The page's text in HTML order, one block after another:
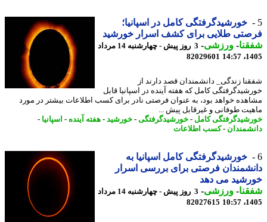
خورشیدگرفتگی کامل در اسپانیا؛
طلایی برای کشف اسرار خورشید
-ورزشی-
3 روز پیش - چهارشنبه 14 مرداد
82029601
زندگی_ دانشمندان قصد دارند از
کامل که هفته آینده در اسپانیا قابل
خواهد بود، به عنوان فرصتی نادر برای کسب اطلاعات بیشتر در مورد
طوفانی و غیرقابل پیش ...
کامل-خورشیدگرفتگی-خورشید -هفته آینده -اسپانیا-
- کسب اطلاعات
خورشیدگرفتگی کامل اسپانیا به
فرصتی برای بررسی اسرار
می دهد
-ورزشی-
3 روز پیش - چهارشنبه 14 مرداد
82027615